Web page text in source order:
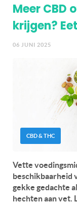
Meer CBD
krijgen?
06 JUNI 2025
CBD & THC
Vette
beschikbaarheid
gekke gedachte
hechten aan vet.